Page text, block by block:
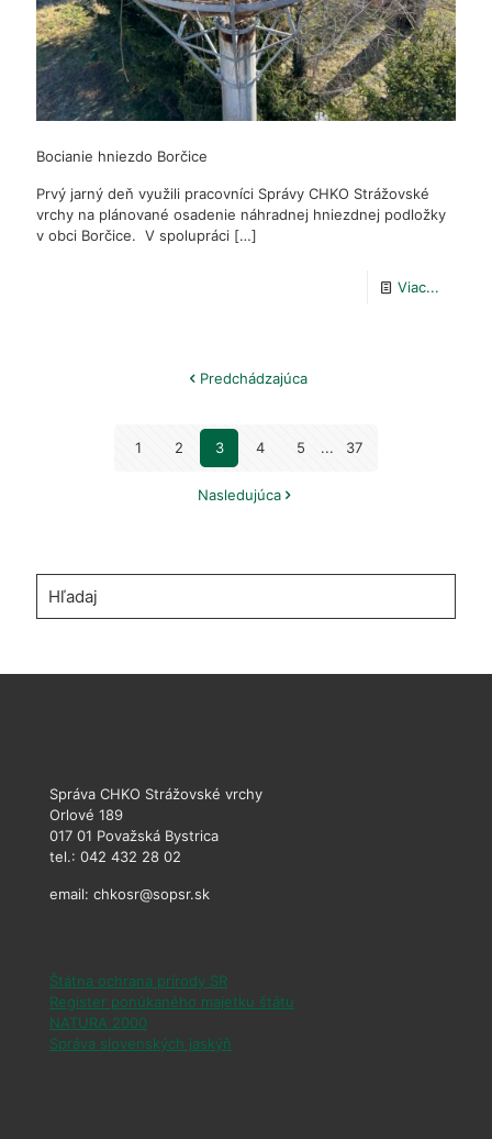
Bocianie hniezdo Borčice
Prvý jarný deň využili pracovníci Správy CHKO Strážovské
vrchy na plánované osadenie náhradnej hniezdnej podložky
v obci Borčice. V spolupráci […]
Viac...
Predchádzajúca
1 2 3 4 5 ... 37
Nasledujúca
Správa CHKO Strážovské vrchy
Orlové 189
017 01 Považská Bystrica
tel.: 042 432 28 02
email: chkosr@sopsr.sk
Štátna ochrana prírody SR
Register ponúkaného majetku štátu
NATURA 2000
Správa slovenských jaskýň